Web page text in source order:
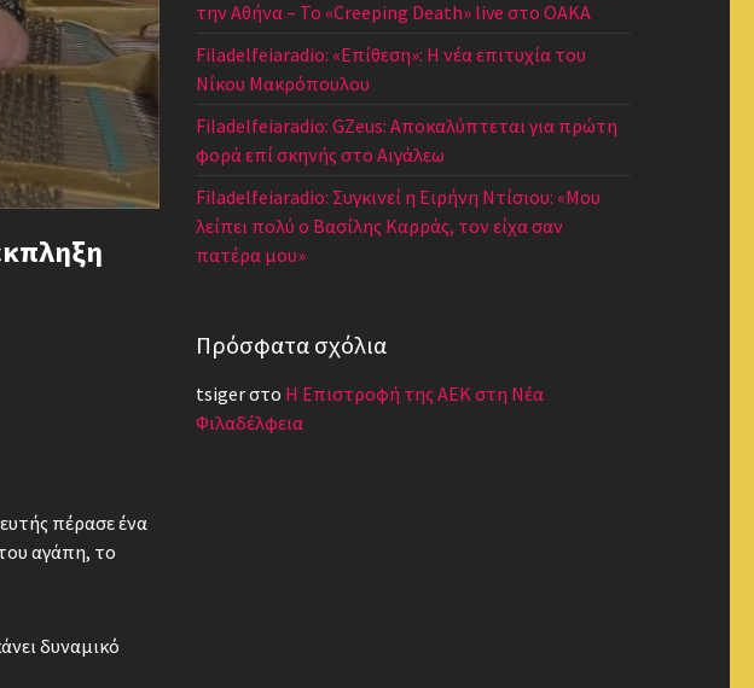
πέρασε ένα
αγάπη, το
δυναμικό
την Αθήνα – Το «Creeping Death» live στο ΟΑΚΑ
Filadelfeiaradio: «Επίθεση»: Η νέα επιτυχία του
Νίκου Μακρόπουλου
Filadelfeiaradio: GZeus: Αποκαλύπτεται για πρώτη
φορά επί σκηνής στο Αιγάλεω
Filadelfeiaradio: Συγκινεί η Ειρήνη Ντίσιου: «Μου
λείπει πολύ ο Βασίλης Καρράς, τον είχα σαν
πατέρα μου»
Πρόσφατα σχόλια
tsigerστο Η Επιστροφή της ΑΕΚ στη Νέα
Φιλαδέλφεια